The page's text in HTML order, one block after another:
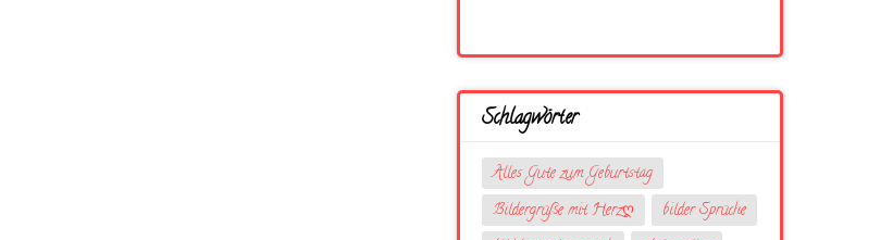
Schlagwörter
Alles Gute zum Geburtstag
Bildergrüße mit Herzღ
bilder Sprüche